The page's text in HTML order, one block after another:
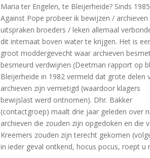
Maria ter Engelen, te Bleijerheide? Sinds
Against Pope probeer ik bewijzen / archieven
uitspraken broeders / leken allemaal
dit internaat boven water te krijgen. Het is
groot moddergevecht waar archieven
besmeurd verdwijnen (Deetman rapport op
Bleijerheide in 1982 vermeld dat grote delen
archieven zijn vernietigd (waardoor klagers
bewijslast werd ontnomen). Dhr. Bakker
(contactgroep) maalt drie jaar geleden over
archieven die zouden zijn opgedoken en die
Kreemers zouden zijn terecht gekomen
in ieder geval ontkend, hocus pocus, roept u